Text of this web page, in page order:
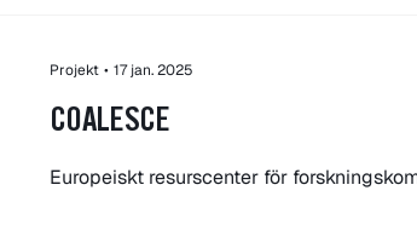
Projekt • 17 jan. 2025
COALESCE
Europeiskt resurscenter för